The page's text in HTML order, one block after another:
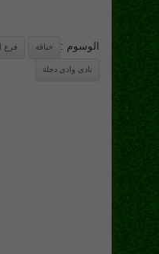
الوسوم : خناقة فرع
نادى وادى دجلة